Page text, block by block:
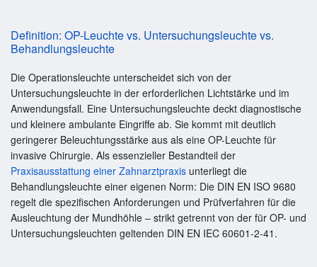
Definition: OP-Leuchte vs. Untersuchungsleuchte vs.
Behandlungsleuchte
Die Operationsleuchte unterscheidet sich von der
Untersuchungsleuchte in der erforderlichen Lichtstärke und im
Anwendungsfall. Eine Untersuchungsleuchte deckt diagnostische
und kleinere ambulante Eingriffe ab. Sie kommt mit deutlich
geringerer Beleuchtungsstärke aus als eine OP-Leuchte für
invasive Chirurgie. Als essenzieller Bestandteil der
Praxisausstattung einer Zahnarztpraxis unterliegt die
Behandlungsleuchte einer eigenen Norm: Die DIN EN ISO 9680
regelt die spezifischen Anforderungen und Prüfverfahren für die
Ausleuchtung der Mundhöhle – strikt getrennt von der für OP- und
Untersuchungsleuchten geltenden DIN EN IEC 60601-2-41.